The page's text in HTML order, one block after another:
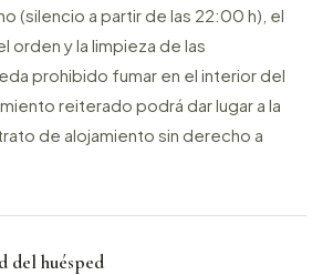
(silencio a partir de las 22:00 h), el
orden y la limpieza de las
prohibido fumar en el interior del
reiterado podrá dar lugar a la
de alojamiento sin derecho a
del huésped